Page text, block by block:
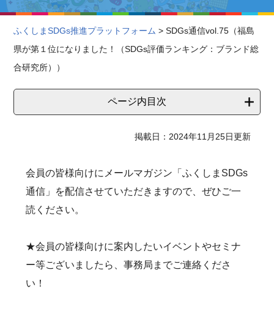
ふくしまSDGs推進プラットフォーム > SDGs通信vol.75（福島
県が第１位になりました！（SDGs評価ランキング：ブランド総
合研究所））
ページ内目次
掲載日：2024年11月25日更新
会員の皆様向けにメールマガジン「ふくしまSDGs
通信」を配信させていただきますので、ぜひご一
読ください。
★会員の皆様向けに案内したいイベントやセミナ
ー等ございましたら、事務局までご連絡くださ
い！